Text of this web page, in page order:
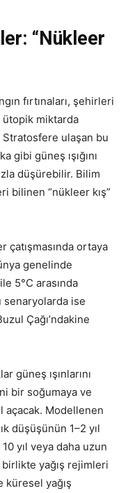
“Nükleer
fırtınaları, şehirleri
miktarda
Stratosfere ulaşan bu
gibi güneş ışığını
düşürebilir. Bilim
bilinen “nükleer kış”
çatışmasında ortaya
genelinde
5°C arasında
senaryolarda ise
Çağı’ndakine
güneş ışınlarını
bir soğumaya ve
açacak. Modellenen
düşüşünün 1–2 yıl
yıl veya daha uzun
yağış rejimleri
küresel yağış